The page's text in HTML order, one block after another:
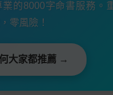
業的8000字命書服務。
零風險！
大家都推薦 →